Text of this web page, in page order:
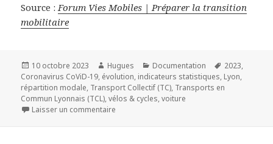
Source : Forum Vies Mobiles | Préparer la transition
mobilitaire
Publié
le
10 octobre 2023 Auteur
Hugues Catégories
Documentation
Mots-
clés
2023,
Coronavirus CoViD-19, évolution, indicateurs statistiques, Lyon,
répartition modale, Transport Collectif (TC), Transports en
Commun Lyonnais (TCL),vélos & cycles,voiture
Laisser un commentaire